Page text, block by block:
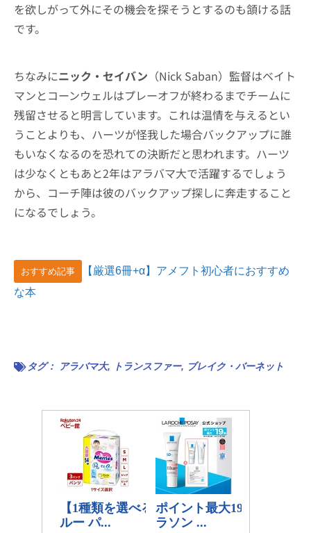
を欲しがって外にその機会を探そうとするのも頷ける話
です。
ちなみにニック・セイバン （Nick Saban）監督はベイト
マンとコーンウェルはプレーオフが終わるまでチームに
残留させると明言しています。これは温情を与えるとい
うことよりも、ハーツが怪我した場合バックアップに誰
もいなくなるのを恐れての決断だと思われます。ハーツ
は少なくともあと2年はアラバマ大で活躍するでしょう
から、コーチ陣は彼のバックアップ探しに奔走すること
になるでしょう。
おすすめ記事
【厳選6冊+α】アメフト初心者におすすめ
な本
タグ： アラバマ大, トランスファー, ブレイク・バーネット